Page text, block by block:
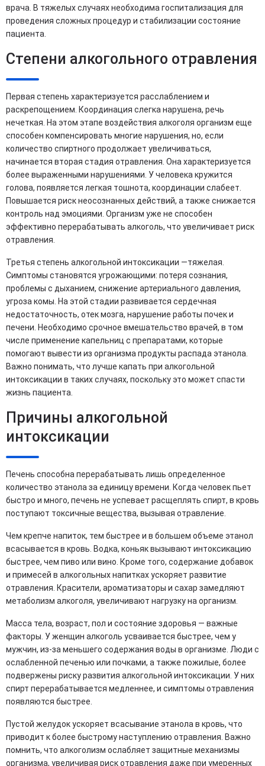
врача. В тяжелых случаях необходима госпитализация для
проведения сложных процедур и стабилизации состояние
пациента.
Степени алкогольного отравления
Первая степень характеризуется расслаблением и
раскрепощением. Координация слегка нарушена, речь
нечеткая. На этом этапе воздействия алкоголя организм еще
способен компенсировать многие нарушения, но, если
количество спиртного продолжает увеличиваться,
начинается вторая стадия отравления. Она характеризуется
более выраженными нарушениями. У человека кружится
голова, появляется легкая тошнота, координации слабеет.
Повышается риск неосознанных действий, а также снижается
контроль над эмоциями. Организм уже не способен
эффективно перерабатывать алкоголь, что увеличивает риск
отравления.
Третья степень алкогольной интоксикации —тяжелая.
Симптомы становятся угрожающими: потеря сознания,
проблемы с дыханием, снижение артериального давления,
угроза комы. На этой стадии развивается сердечная
недостаточность, отек мозга, нарушение работы почек и
печени. Необходимо срочное вмешательство врачей, в том
числе применение капельниц с препаратами, которые
помогают вывести из организма продукты распада этанола.
Важно понимать, что лучше капать при алкогольной
интоксикации в таких случаях, поскольку это может спасти
жизнь пациента.
Причины алкогольной
интоксикации
Печень способна перерабатывать лишь определенное
количество этанола за единицу времени. Когда человек пьет
быстро и много, печень не успевает расщеплять спирт, в кровь
поступают токсичные вещества, вызывая отравление.
Чем крепче напиток, тем быстрее и в большем объеме этанол
всасывается в кровь. Водка, коньяк вызывают интоксикацию
быстрее, чем пиво или вино. Кроме того, содержание добавок
и примесей в алкогольных напитках ускоряет развитие
отравления. Красители, ароматизаторы и сахар замедляют
метаболизм алкоголя, увеличивают нагрузку на организм.
Масса тела, возраст, пол и состояние здоровья — важные
факторы. У женщин алкоголь усваивается быстрее, чем у
мужчин, из-за меньшего содержания воды в организме. Люди с
ослабленной печенью или почками, а также пожилые, более
подвержены риску развития алкогольной интоксикации. У них
спирт перерабатывается медленнее, и симптомы отравления
появляются быстрее.
Пустой желудок ускоряет всасывание этанола в кровь, что
приводит к более быстрому наступлению отравления. Важно
помнить, что алкоголизм ослабляет защитные механизмы
организма, увеличивая риск отравления даже при умеренных